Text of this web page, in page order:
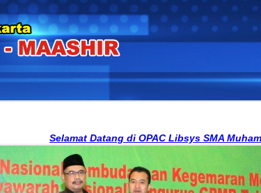
Selamat Datang di OPAC Libsys SMA